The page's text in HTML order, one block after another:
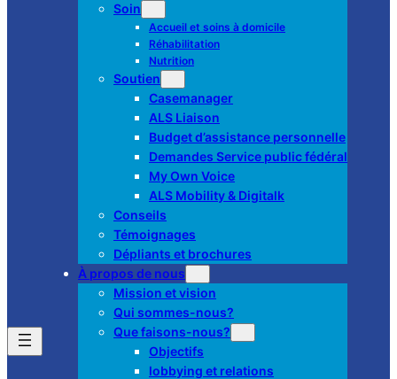
Soin
Accueil et soins à domicile
Réhabilitation
Nutrition
Soutien
Casemanager
ALS Liaison
Budget d’assistance personnelle
Demandes Service public fédéral
My Own Voice
ALS Mobility & Digitalk
Conseils
Témoignages
Dépliants et brochures
À propos de nous
Mission et vision
Qui sommes-nous?
Que faisons-nous?
Objectifs
lobbying et relations